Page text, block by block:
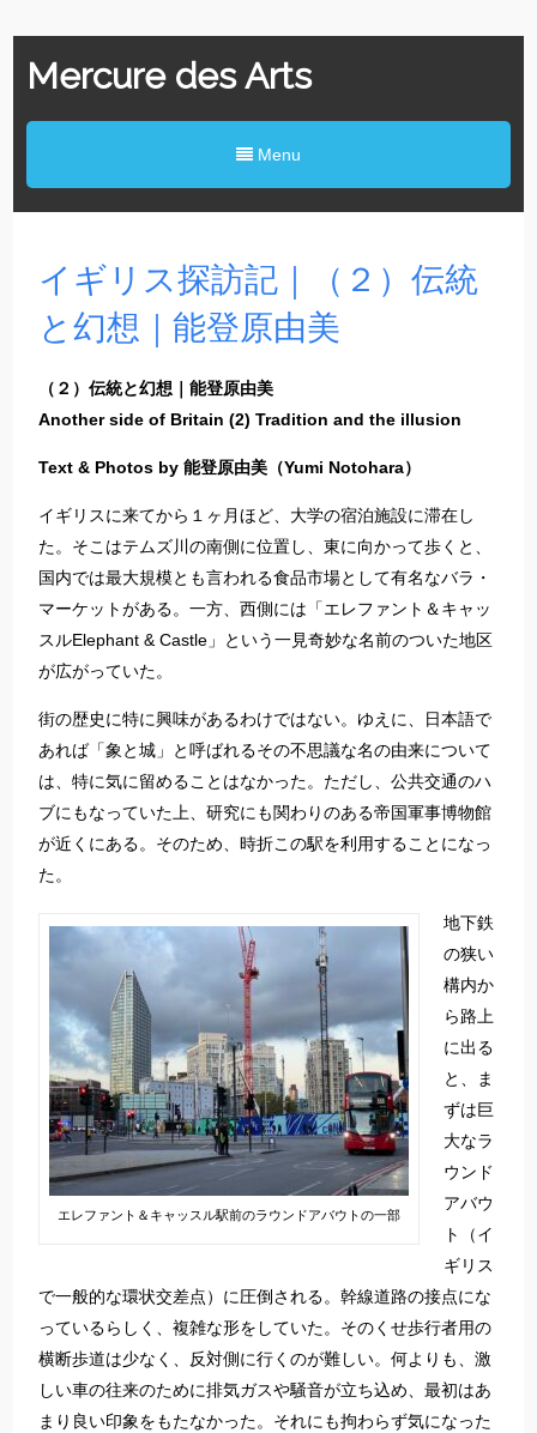
Mercure des Arts
Menu
イギリス探訪記｜（２）伝統
と幻想｜能登原由美
（２）伝統と幻想｜能登原由美
Another side of Britain (2) Tradition and the illusion
Text & Photos by 能登原由美（Yumi Notohara）
イギリスに来てから１ヶ月ほど、大学の宿泊施設に滞在し
た。そこはテムズ川の南側に位置し、東に向かって歩くと、
国内では最大規模とも言われる食品市場として有名なバラ・
マーケットがある。一方、西側には「エレファント＆キャッ
スルElephant & Castle」という一見奇妙な名前のついた地区
が広がっていた。
街の歴史に特に興味があるわけではない。ゆえに、日本語で
あれば「象と城」と呼ばれるその不思議な名の由来について
は、特に気に留めることはなかった。ただし、公共交通のハ
ブにもなっていた上、研究にも関わりのある帝国軍事博物館
が近くにある。そのため、時折この駅を利用することになっ
た。
エレファント＆キャッスル駅前のラウンドアバウトの一部
地下鉄
の狭い
構内か
ら路上
に出る
と、ま
ずは巨
大なラ
ウンド
アバウ
ト（イ
ギリス
で一般的な環状交差点）に圧倒される。幹線道路の接点にな
っているらしく、複雑な形をしていた。そのくせ歩行者用の
横断歩道は少なく、反対側に行くのが難しい。何よりも、激
しい車の往来のために排気ガスや騒音が立ち込め、最初はあ
まり良い印象をもたなかった。それにも拘わらず気になった